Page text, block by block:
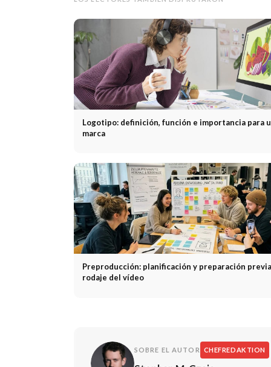
Logotipo: definición, función e importancia para
marca
Preproducción: planificación y preparación
rodaje del vídeo
SOBRE EL AUTOR CHEFREDAKTION